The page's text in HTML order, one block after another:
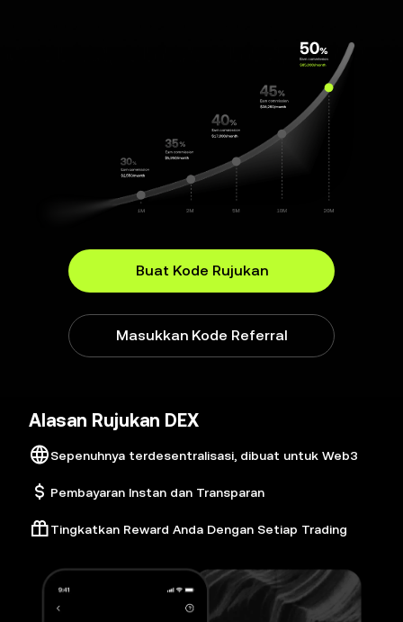
Buat Kode Rujukan
Masukkan Kode Referral
Alasan Rujukan DEX
Sepenuhnya terdesentralisasi, dibuat untuk Web3
Pembayaran Instan dan Transparan
Tingkatkan Reward Anda Dengan Setiap Trading